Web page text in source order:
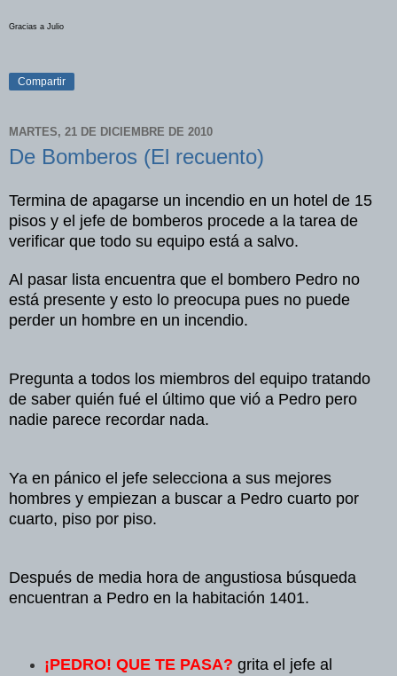
Gracias a Julio
Compartir
MARTES, 21 DE DICIEMBRE DE 2010
De Bomberos (El recuento)
Termina de apagarse un incendio en un hotel de 15
pisos y el jefe de bomberos procede a la tarea de
verificar que todo su equipo está a salvo.
Al pasar lista encuentra que el bombero Pedro no
está presente y esto lo preocupa pues no puede
perder un hombre en un incendio.
Pregunta a todos los miembros del equipo tratando
de saber quién fué el último que vió a Pedro pero
nadie parece recordar nada.
Ya en pánico el jefe selecciona a sus mejores
hombres y empiezan a buscar a Pedro cuarto por
cuarto, piso por piso.
Después de media hora de angustiosa búsqueda
encuentran a Pedro en la habitación 1401.
¡PEDRO! QUE TE PASA? grita el jefe al